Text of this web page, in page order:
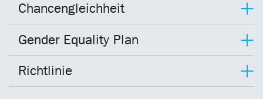
Chancengleichheit
Gender Equality Plan
Richtlinie